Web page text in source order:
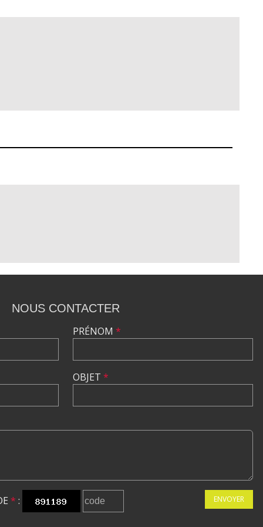
NOUS CONTACTER
PRÉNOM *
OBJET *
* : ENVOYER